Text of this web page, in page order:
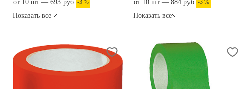
от 10 шт — 693 руб. -3 %
Показать все
от 10 шт — 884 руб. -3 %
Показать все